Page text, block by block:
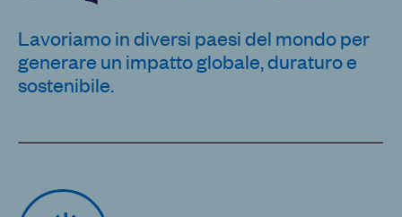
Lavoriamo in diversi paesi del mondo per
generare un impatto globale, duraturo e
sostenibile.